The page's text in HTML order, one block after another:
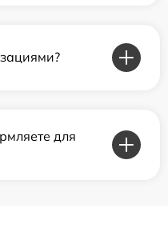
для